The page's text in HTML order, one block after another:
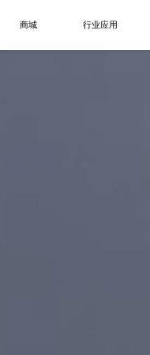
商城 行业应用